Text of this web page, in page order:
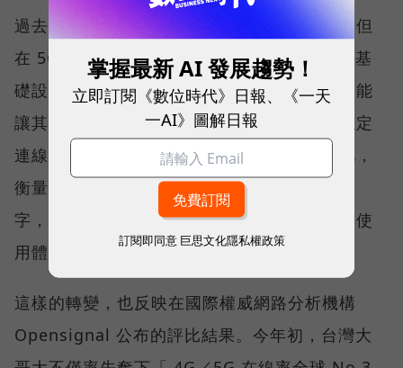
過去，下載速度是評價電信服務的重要指標，但
在 5G 成為工作、娛樂、生活不可或缺的數位基
礎設施後，消費者發現，再快的網速，如果不能
讓其在人潮聚集、高速移動或室內空間維持穩定
連線，即無法轉換成好的使用體驗，也因如此，
衡量「好網路」的標準，也逐漸從追求測速數
字，轉向任何時間、任何地點都能穩定連線的使
用體驗。
這樣的轉變，也反映在國際權威網路分析機構
Opensignal 公布的評比結果。今年初，台灣大
掌握最新 AI 發展趨勢！
立即訂閱《數位時代》日報、《一天
一AI》圖解日報
訂閱即同意 巨思文化隱私權政策